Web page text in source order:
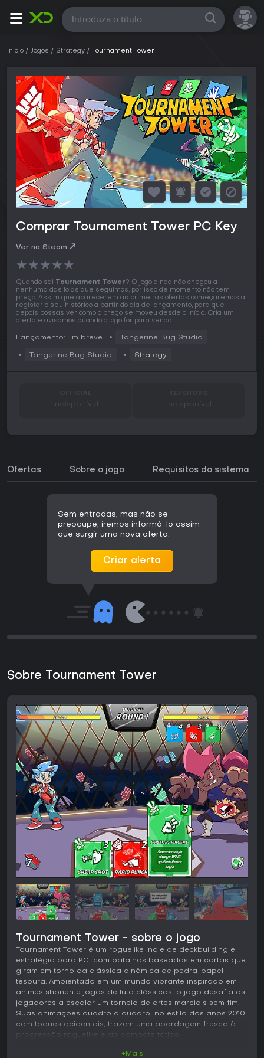
Todas
Início Jogos Strategy Tournament Tower
Comprar Tournament Tower PC Key
Ver no Steam
★★★★★
Quando sai Tournament Tower? O jogo ainda não chegou a
nenhuma das lojas que seguimos, por isso de momento não tem
preço. Assim que aparecerem as primeiras ofertas começaremos a
registar o seu histórico a partir do dia de lançamento, para que
depois possas ver como o preço se moveu desde o início. Cria um
alerta e avisamos quando o jogo for para venda.
Lançamento: Em breve Tangerine Bug Studio
Tangerine Bug Studio Strategy
Indisponível Indisponível
Ofertas Sobre o jogo Requisitos do sistema
Sem entradas, mas não se
preocupe, iremos informá-lo assim
que surgir uma nova oferta.
Criar alerta
Sobre Tournament Tower
Tournament Tower - sobre o jogo
Tournament Tower é um roguelike indie de deckbuilding e
estratégia para PC, com batalhas baseadas em cartas que
giram em torno da clássica dinâmica de pedra-papel-
tesoura. Ambientado em um mundo vibrante inspirado em
animes shonen e jogos de luta clássicos, o jogo desafia os
jogadores a escalar um torneio de artes marciais sem fim.
Suas animações quadro a quadro, no estilo dos anos 2010
com toques ocidentais, trazem uma abordagem fresca à
progressão roguelike e ao combate tático.
+Mais